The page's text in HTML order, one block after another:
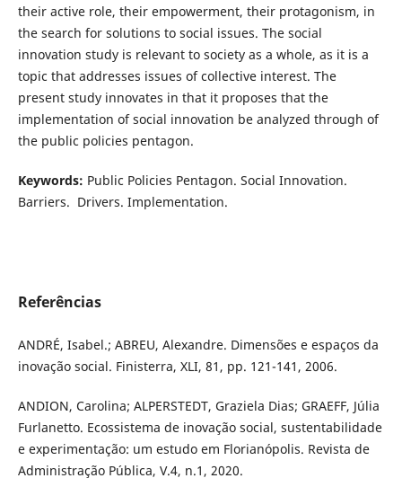
their active role, their empowerment, their protagonism, in
the search for solutions to social issues. The social
innovation study is relevant to society as a whole, as it is a
topic that addresses issues of collective interest. The
present study innovates in that it proposes that the
implementation of social innovation be analyzed through of
the public policies pentagon.
Keywords: Public Policies Pentagon. Social Innovation.
Barriers. Drivers. Implementation.
Referências
ANDRÉ, Isabel.; ABREU, Alexandre. Dimensões e espaços da
inovação social. Finisterra, XLI, 81, pp. 121-141, 2006.
ANDION, Carolina; ALPERSTEDT, Graziela Dias; GRAEFF, Júlia
Furlanetto. Ecossistema de inovação social, sustentabilidade
e experimentação: um estudo em Florianópolis. Revista de
Administração Pública, V.4, n.1, 2020.